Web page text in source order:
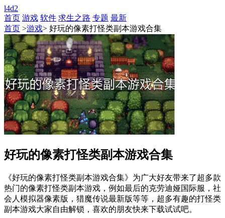
l4d2
首页 游戏 软件 求生之路 专题 最新
首页 >游戏> 好玩的像素打怪类副本游戏合集
好玩的像素打怪类副本游戏合集
《好玩的像素打怪类副本游戏合集》为广大好友带来了超多款
热门的像素打怪类副本游戏，例如最后的克劳迪娅国际服，社
会人模拟器像素版，猎魔传说最新版等等，超多有趣的打怪类
副本游戏大家自由解锁，喜欢的朋友快来下载试试吧。